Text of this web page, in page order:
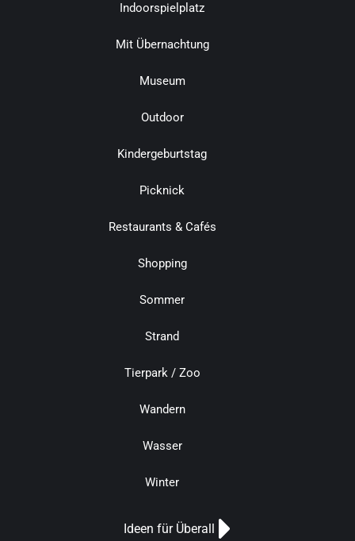
Indoorspielplatz
Mit Übernachtung
Museum
Outdoor
Kindergeburtstag
Picknick
Restaurants & Cafés
Shopping
Sommer
Strand
Tierpark / Zoo
Wandern
Wasser
Winter
Ideen für Überall